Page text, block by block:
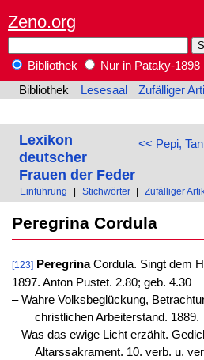
Zeno.org
Bibliothek
Nur in Pataky-1898
Bibliothek
Lesesaal Zufälliger
<< Pepi,
Lexikon
deutscher
Frauen der Feder
Einführung Stichwörter Zufälliger
Peregrina Cordula
[123] PeregrinaCordula. Singt dem
1897. Anton Pustet. 2.80; geb. 4.30
‒ Wahre Volksbeglückung,
christlichen Arbeiterstand. 1889.
‒ Was das ewige Licht erzählt.
Altarssakrament. 10. verb. u.